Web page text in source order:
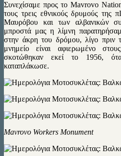
Συνεχίσαμε προς το Mavrovo
τους τρεις εθνικούς δρυμούς της
Μαυρόβου και των αλβανικών
μπροστά μας η λίμνη
στην άκρη του δρόμου, λίγο
μνημείο είναι αφιερωμένο
σκοτώθηκαν εκεί το 1956,
καταπλάκωσε.
Mavrovo Workers Monument